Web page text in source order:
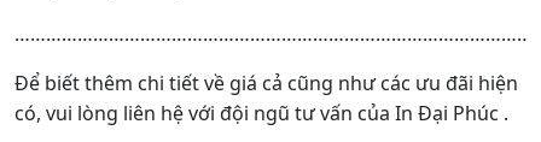
Để biết thêm chi tiết về giá cả cũng như các ưu đãi hiện
có, vui lòng liên hệ với đội ngũ tư vấn của In Đại Phúc .